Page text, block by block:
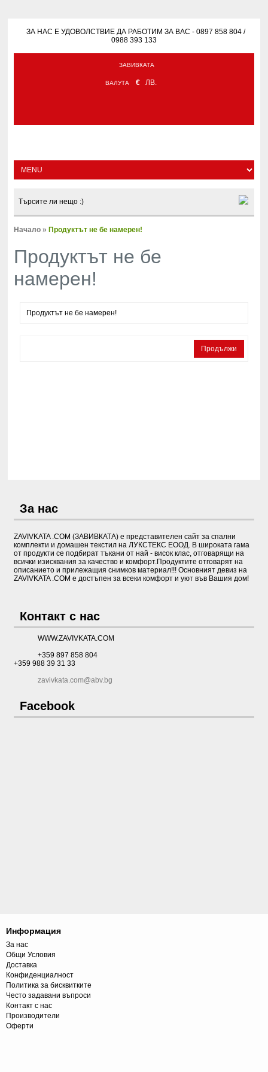
ЗА НАС Е УДОВОЛСТВИЕ ДА РАБОТИМ ЗА ВАС - 0897 858 804 /
0988 393 133
ЗАВИВКАТА
ВАЛУТА € ЛВ.
Начало » Продуктът не бе намерен!
Продуктът не бе
намерен!
Продуктът не бе намерен!
Продължи
За нас
ZAVIVKATA .COM (ЗАВИВКАТА) е представителен сайт за спални
комплекти и домашен текстил на ЛУКСТЕКС ЕООД. В широката гама
от продукти се подбират тъкани от най - висок клас, отговарящи на
всички изисквания за качество и комфорт.Продуктите отговарят на
описанието и прилежащия снимков материал!!! Основният девиз на
ZAVIVKATA .COM е достъпен за всеки комфорт и уют във Вашия дом!
Контакт с нас
WWW.ZAVIVKATA.COM
+359 897 858 804
+359 988 39 31 33
zavivkata.com@abv.bg
Facebook
Информация
За нас
Общи Условия
Доставка
Конфиденциалност
Политика за бисквитките
Често задавани въпроси
Контакт с нас
Производители
Оферти